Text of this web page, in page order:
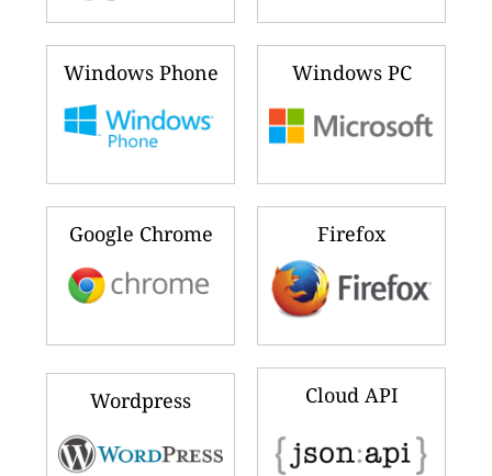
Windows Phone Windows PC
Google Chrome Firefox
Wordpress Cloud API